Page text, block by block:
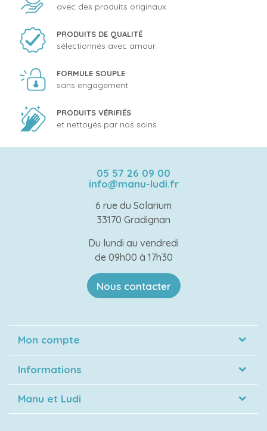
avec des produits originaux
PRODUITS DE QUALITÉ
sélectionnés avec amour
FORMULE SOUPLE
sans engagement
PRODUITS VÉRIFIÉS
et nettoyés par nos soins
05 57 26 09 00
info@manu-ludi.fr
6 rue du Solarium
33170 Gradignan
Du lundi au vendredi
de 09h00 à 17h30
Nous contacter
Mon compte
Informations
Manu et Ludi